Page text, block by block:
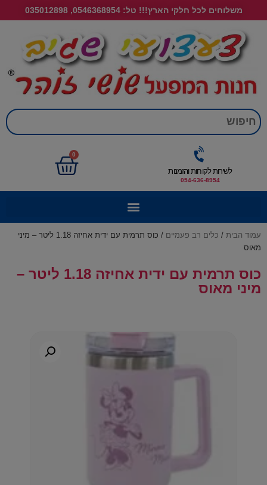
משלוחים לכל חלקי הארץ!!! טל: 0546368954, 035012898
לשירות לקוחות והזמנות
054-636-8954
0
עמוד הבית / כלים רב פעמיים
/ כוס תרמית עם ידית אחיזה 1.18 ליטר – מיני
מאוס
כוס תרמית עם ידית אחיזה 1.18 ליטר –
מיני מאוס